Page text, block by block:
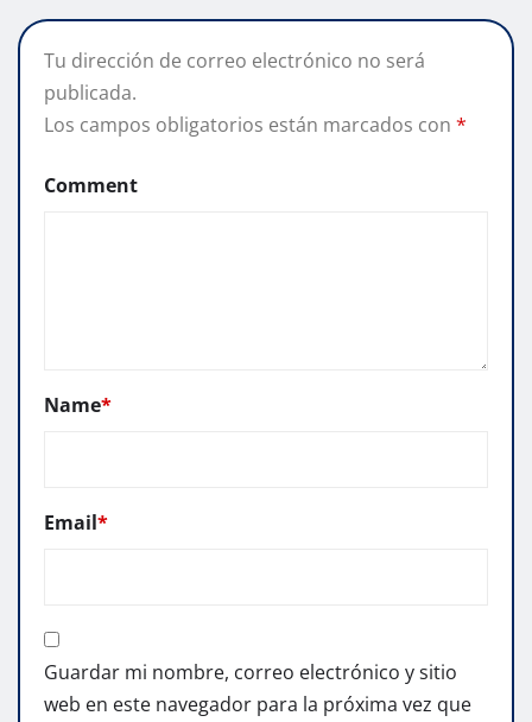
Tu dirección de correo electrónico no será
publicada.
Los campos obligatorios están marcados con *
Comment
Name*
Email*
Guardar mi nombre, correo electrónico y sitio
web en este navegador para la próxima vez que